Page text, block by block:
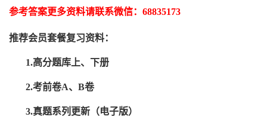
参考答案更多资料请联系微信： 68835173
推荐会员套餐复习资料：
1.高分题库上、下册
2.考前卷A、B卷
3.真题系列更新（电子版）